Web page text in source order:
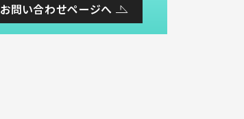
お問い合わせページへ